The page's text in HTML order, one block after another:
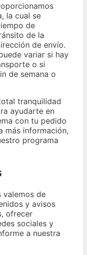
la cual se
de
de la
de envío.
variar si hay
o si
de semana o
tranquilidad
ayudarte en
con tu pedido
más información,
programa
valemos de
y avisos
ofrecer
sociales y
a nuestra